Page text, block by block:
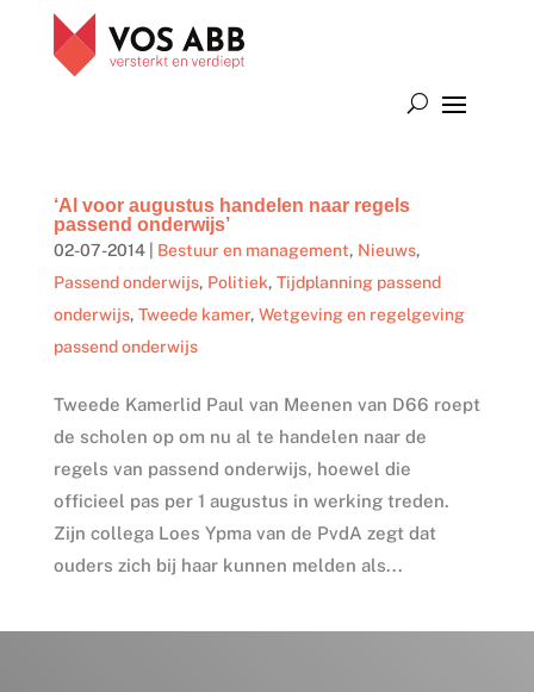
‘Al voor augustus handelen naar regels
passend onderwijs’
02-07-2014| Bestuur en management, Nieuws,
Passend onderwijs, Politiek, Tijdplanning passend
onderwijs, Tweede kamer, Wetgeving en regelgeving
passend onderwijs
Tweede Kamerlid Paul van Meenen van D66 roept
de scholen op om nu al te handelen naar de
regels van passend onderwijs, hoewel die
officieel pas per 1 augustus in werking treden.
Zijn collega Loes Ypma van de PvdA zegt dat
ouders zich bij haar kunnen melden als...